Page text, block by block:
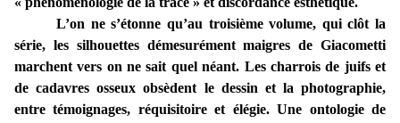
L’on ne s’étonne qu’au troisième volume, qui clôt la
série, les silhouettes démesurément maigres de Giacometti
marchent vers on ne sait quel néant. Les charrois de juifs et
de cadavres osseux obsèdent le dessin et la photographie,
entre témoignages, réquisitoire et élégie. Une ontologie de